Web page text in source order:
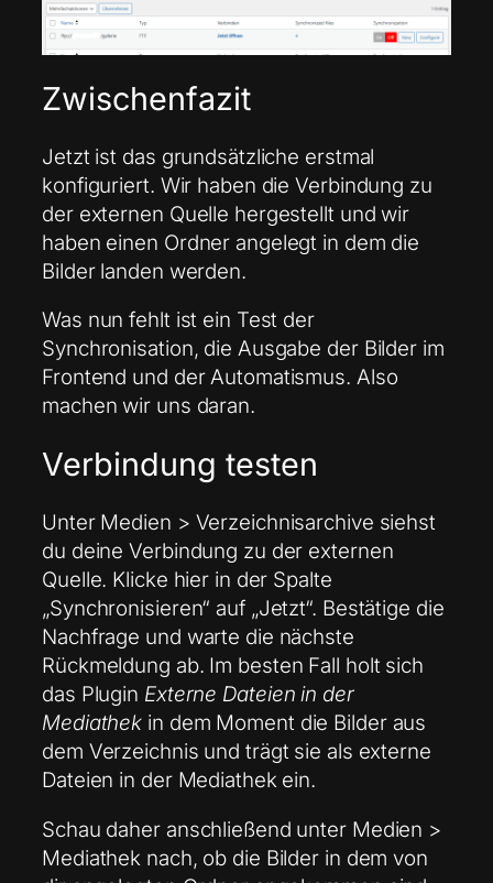
Zwischenfazit
Jetzt ist das grundsätzliche erstmal
konfiguriert. Wir haben die Verbindung zu
der externen Quelle hergestellt und wir
haben einen Ordner angelegt in dem die
Bilder landen werden.
Was nun fehlt ist ein Test der
Synchronisation, die Ausgabe der Bilder im
Frontend und der Automatismus. Also
machen wir uns daran.
Verbindung testen
Unter Medien > Verzeichnisarchive siehst
du deine Verbindung zu der externen
Quelle. Klicke hier in der Spalte
„Synchronisieren“ auf „Jetzt“. Bestätige die
Nachfrage und warte die nächste
Rückmeldung ab. Im besten Fall holt sich
das Plugin Externe Dateien in der
Mediathek in dem Moment die Bilder aus
dem Verzeichnis und trägt sie als externe
Dateien in der Mediathek ein.
Schau daher anschließend unter Medien >
Mediathek nach, ob die Bilder in dem von